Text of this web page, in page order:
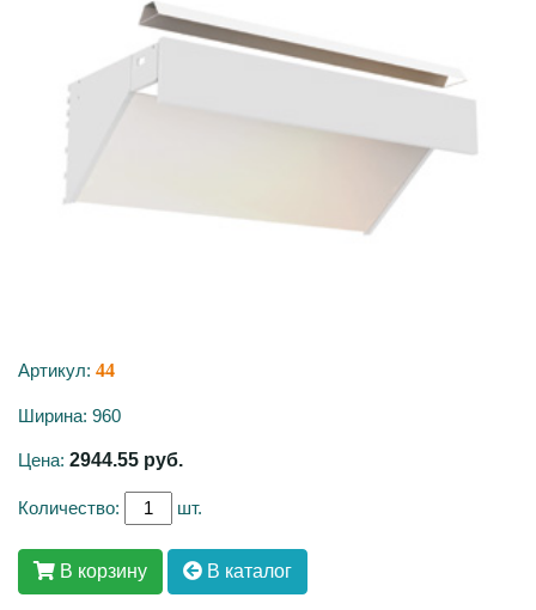
Артикул: 44
Ширина: 960
Цена: 2944.55 руб.
Количество: шт.
В корзину В каталог